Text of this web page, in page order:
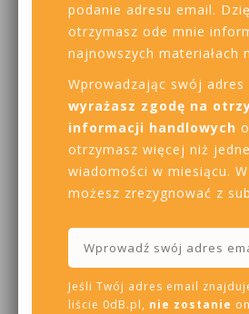
podanie adresu email.
otrzymasz ode mnie
najnowszych materiałach
Wprowadzając swój adres
wyrażasz zgodę na
informacji handlowych
otrzymasz więcej niż
wiadomości w miesiącu.
możesz zrezygnować z
Jeśli Twój adres email
liście 0dB.pl, nie zostanie